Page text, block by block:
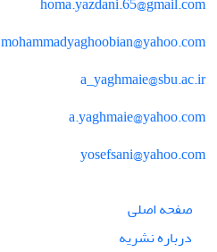
mohammadyaghoobian@yahoo.com
a_yaghmaie@sbu.ac.ir
a.yaghmaie@yahoo.com
yosefsani@yahoo.com
صفحه اصلی
درباره نشریه